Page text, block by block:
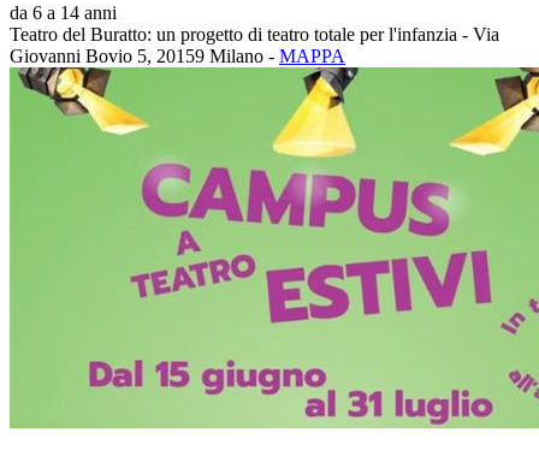
da 6 a 14 anni
Teatro del Buratto: un progetto di teatro totale per l'infanzia - Via
Giovanni Bovio 5, 20159 Milano - MAPPA